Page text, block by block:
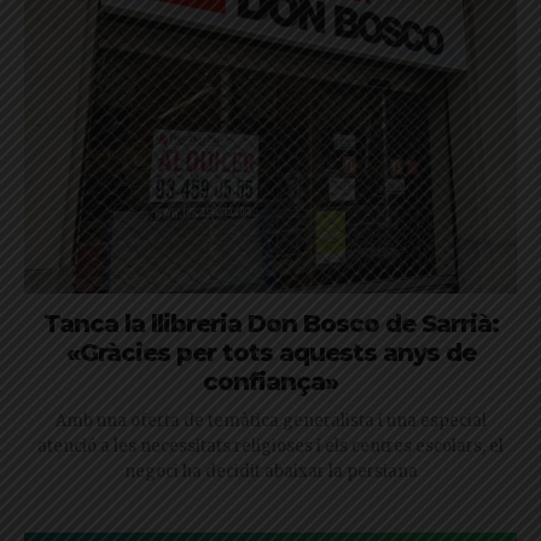
Tanca la llibreria Don Bosco de Sarrià:
«Gràcies per tots aquests anys de
confiança»
Amb una oferta de temàtica generalista i una especial
atenció a les necessitats religioses i els centres escolars, el
negoci ha decidit abaixar la persiana